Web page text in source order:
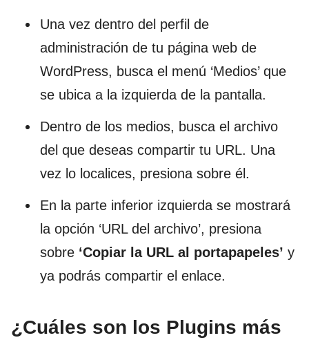
Una vez dentro del perfil de
administración de tu página web de
WordPress, busca el menú ‘Medios’ que
se ubica a la izquierda de la pantalla.
Dentro de los medios, busca el archivo
del que deseas compartir tu URL. Una
vez lo localices, presiona sobre él.
En la parte inferior izquierda se mostrará
la opción ‘URL del archivo’, presiona
sobre ‘Copiar la URL al portapapeles’ y
ya podrás compartir el enlace.
¿Cuáles son los Plugins más